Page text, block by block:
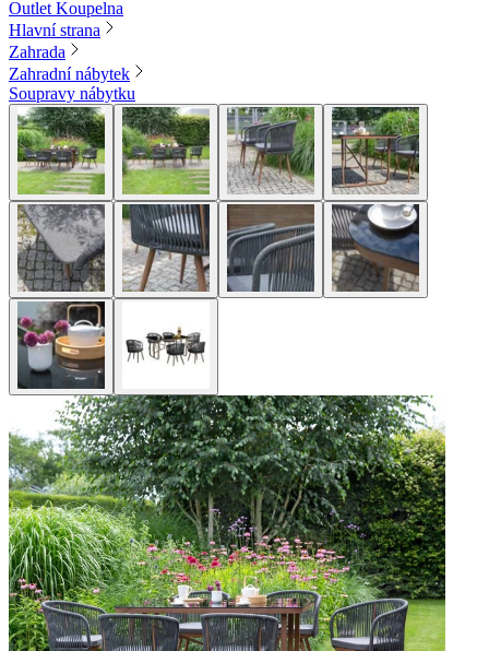
Outlet Koupelna
Hlavní strana
Zahrada
Zahradní nábytek
Soupravy nábytku